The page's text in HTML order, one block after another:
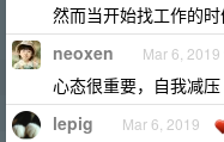
然而当开始找工作的
neoxen Mar 6,
心态很重要，自我减压
lepig Mar 6, 2019